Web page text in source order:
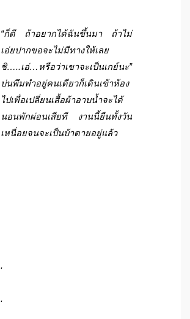
“ก็ดี ถ้าอยากได้ฉันขึ้นมา ถ้าไม่
เอ่ยปากขอจะไม่มีทางให้เลย
ชิ…..เอ่…หรือว่าเขาจะเป็นเกย์นะ”
บ่นพึมพำอยู่คนเดียวก็เดินเข้าห้อง
ไปเพื่อเปลี่ยนเสื้อผ้าอาบน้ำจะได้
นอนพักผ่อนเสียที งานนี้ยืนทั้งวัน
เหนื่อยจนจะเป็นบ้าตายอยู่แล้ว
.
.